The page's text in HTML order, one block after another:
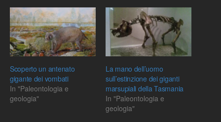
Scoperto un antenato
gigante dei vombati
In "Paleontologia e
geologia"
La mano dell’uomo
sull’estinzione dei giganti
marsupiali della Tasmania
In "Paleontologia e
geologia"